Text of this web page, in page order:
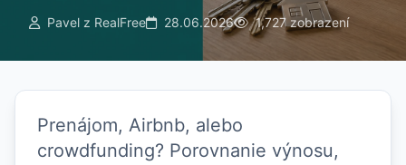
Pavel z RealFree 28.06.2026 1,727 zobrazení
Prenájom, Airbnb, alebo
crowdfunding? Porovnanie výnosu,